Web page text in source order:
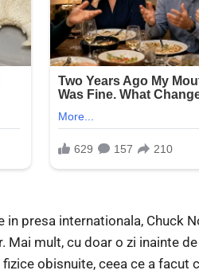
presa internationala, Chuck
Mai mult, cu doar o zi inainte
obisnuite, ceea ce a facut